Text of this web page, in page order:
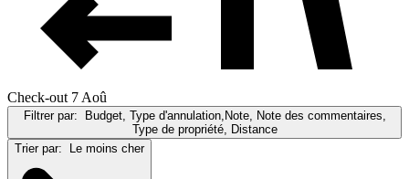
Check-out 7 Aoû
Filtrer par:
Budget, Type d'annulation,Note, Note des commentaires,
Type de propriété, Distance
Trier par:
Le moins cher